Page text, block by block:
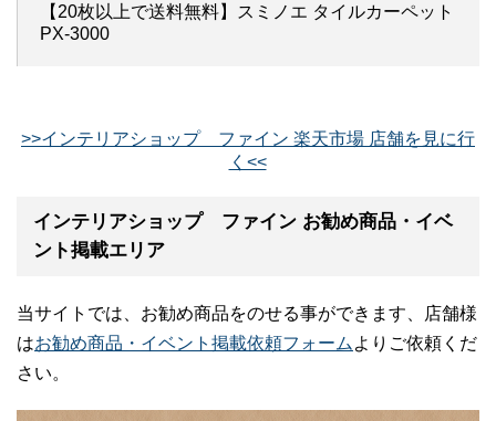
【20枚以上で送料無料】スミノエ タイルカーペット
PX-3000
>>インテリアショップ ファイン 楽天市場 店舗を見に行
く<<
インテリアショップ ファイン お勧め商品・イベ
ント掲載エリア
当サイトでは、お勧め商品をのせる事ができます、店舗様
はお勧め商品・イベント掲載依頼フォーム よりご依頼くだ
さい。